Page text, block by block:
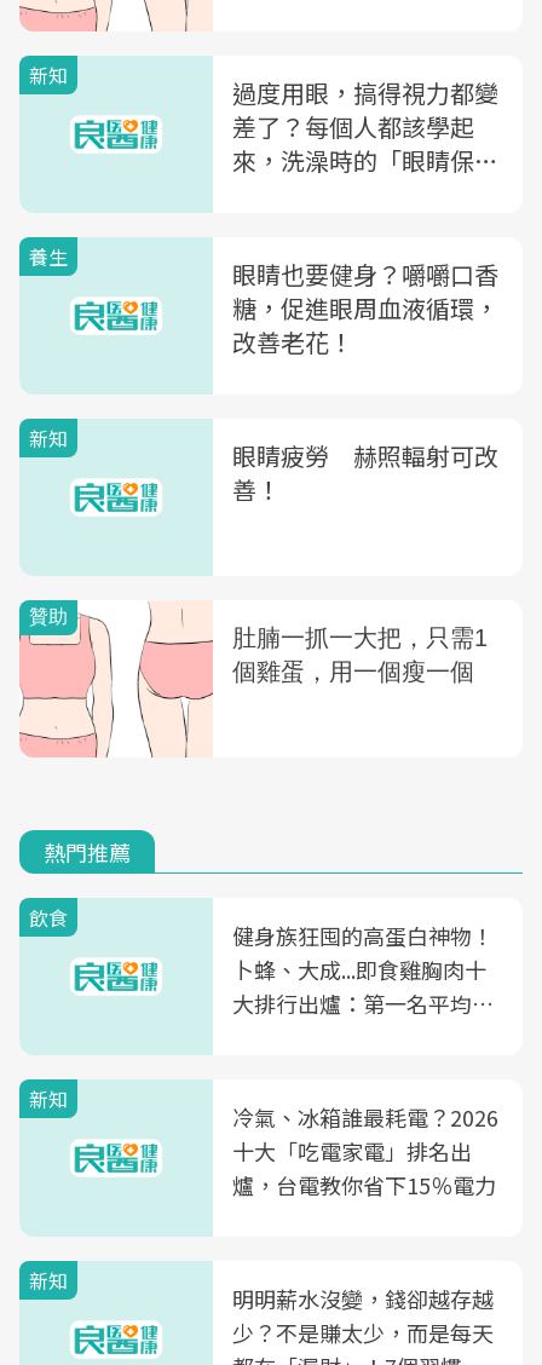
新知
過度用眼，搞得視力都變
差了？每個人都該學起
來，洗澡時的「眼睛保養
養生
眼睛也要健身？嚼嚼口香
糖，促進眼周血液循環，
改善老花！
新知
眼睛疲勞 赫照輻射可改
善！
熱門推薦
飲食
健身族狂囤的高蛋白神物！
卜蜂、大成...即食雞胸肉十
大排行出爐：第一名平均一
新知
冷氣、冰箱誰最耗電？2026
十大「吃電家電」排名出
爐，台電教你省下15％電力
新知
明明薪水沒變，錢卻越存越
少？不是賺太少，而是每天